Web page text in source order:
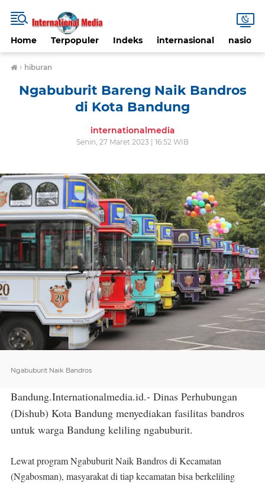
Home Terpopuler Indeks internasional nasional
› hiburan
Ngabuburit Bareng Naik Bandros
di Kota Bandung
internationalmedia
Senin, 27 Maret 2023 | 16:52 WIB
Ngabuburit Naik Bandros
Bandung.Internationalmedia.id.- Dinas Perhubungan
(Dishub) Kota Bandung menyediakan fasilitas bandros
untuk warga Bandung keliling ngabuburit.
Lewat program Ngabuburit Naik Bandros di Kecamatan
(Ngabosman), masyarakat di tiap kecamatan bisa berkeliling